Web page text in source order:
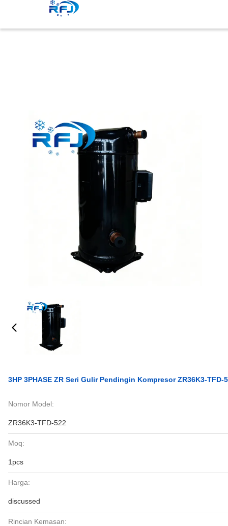
3HP 3PHASE ZR Seri Gulir Pendingin Kompresor ZR36K3-TFD-
Nomor Model:
ZR36K3-TFD-522
Moq:
1pcs
Harga:
discussed
Rincian Kemasan: